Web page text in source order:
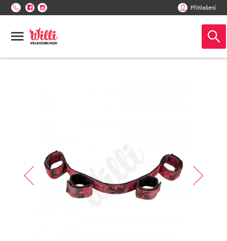
Přihlašení